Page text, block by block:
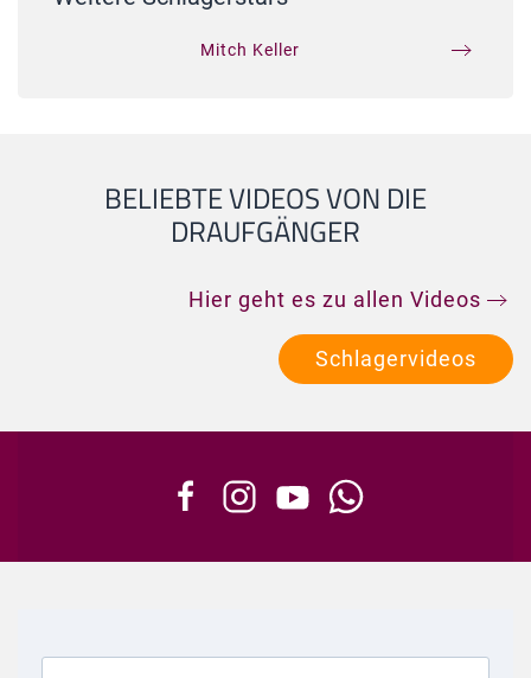
Mitch Keller
BELIEBTE VIDEOS VON DIE
DRAUFGÄNGER
Hier geht es zu allen Videos
Schlagervideos